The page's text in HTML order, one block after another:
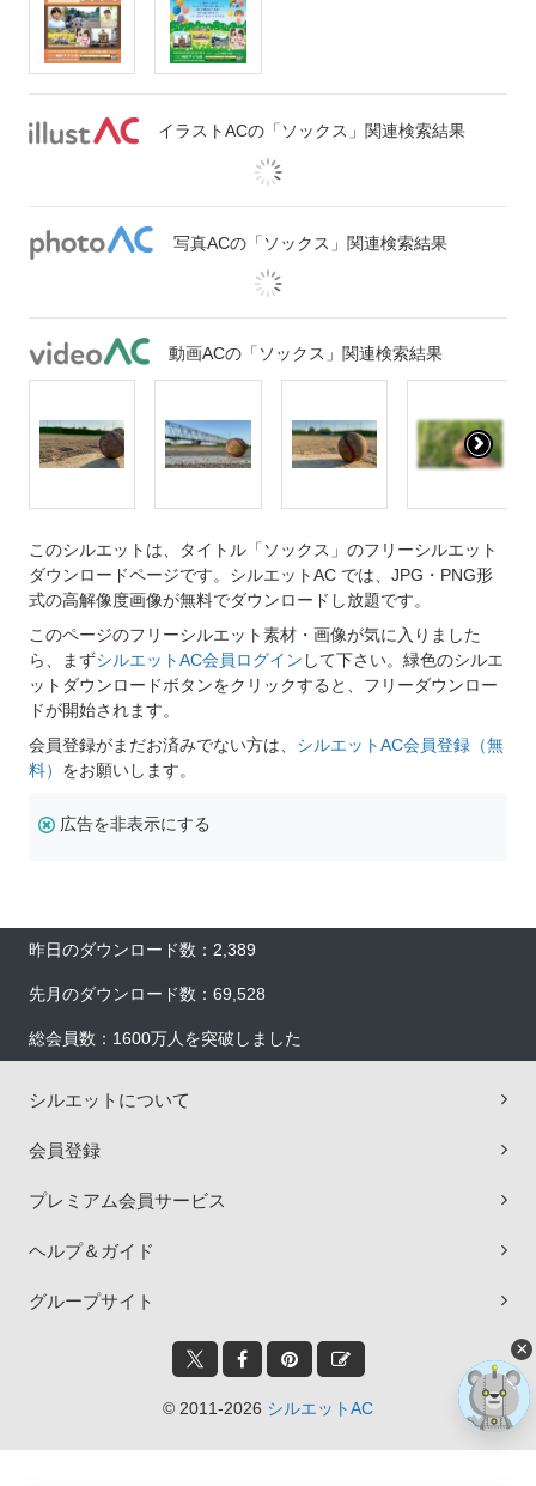
イラストACの「ソックス」関連検索結果
写真ACの「ソックス」関連検索結果
動画ACの「ソックス」関連検索結果
このシルエットは、タイトル「ソックス」のフリーシルエット
ダウンロードページです。シルエットAC では、JPG・PNG形
式の高解像度画像が無料でダウンロードし放題です。
このページのフリーシルエット素材・画像が気に入りました
ら、まずシルエットAC会員ログイン して下さい。緑色のシルエ
ットダウンロードボタンをクリックすると、フリーダウンロー
ドが開始されます。
会員登録がまだお済みでない方は、 シルエットAC会員登録（無
料） をお願いします。
広告を非表示にする
昨日のダウンロード数：2,389
先月のダウンロード数：69,528
総会員数：1600万人を突破しました
シルエットについて
会員登録
プレミアム会員サービス
ヘルプ＆ガイド
グループサイト
© 2011-2026 シルエットAC
×